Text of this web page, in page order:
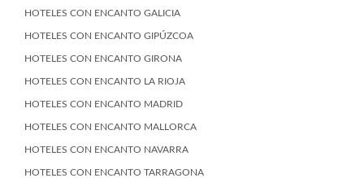
HOTELES CON ENCANTO GALICIA
HOTELES CON ENCANTO GIPÚZCOA
HOTELES CON ENCANTO GIRONA
HOTELES CON ENCANTO LA RIOJA
HOTELES CON ENCANTO MADRID
HOTELES CON ENCANTO MALLORCA
HOTELES CON ENCANTO NAVARRA
HOTELES CON ENCANTO TARRAGONA